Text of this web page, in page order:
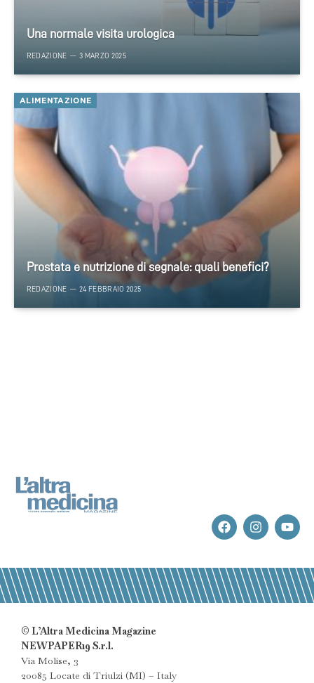
Una normale visita urologica
REDAZIONE 3 MARZO 2025
ALIMENTAZIONE
Prostata e nutrizione di segnale: quali benefici?
REDAZIONE 24 FEBBRAIO 2025
© L’Altra Medicina Magazine
NEWPAPER19 S.r.l.
Via Molise, 3
20085 Locate di Triulzi (MI) – Italy